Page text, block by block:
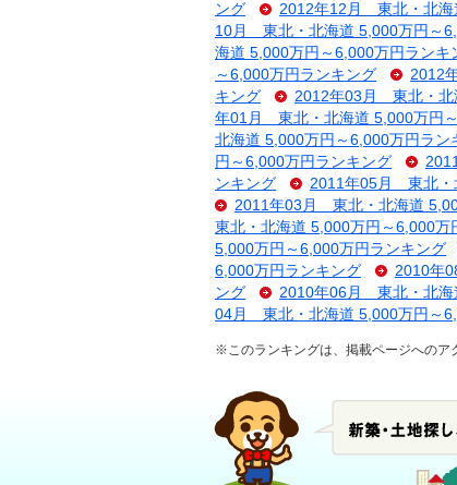
ング
2012年12月 東北・北海
10月 東北・北海道 5,000万円～
海道 5,000万円～6,000万円ランキ
～6,000万円ランキング
2012
キング
2012年03月 東北・北
年01月 東北・北海道 5,000万円
北海道 5,000万円～6,000万円ラン
円～6,000万円ランキング
ンキング
2011年05月 東北・
2011年03月 東北・北海道
東北・北海道 5,000万円～6,000万
5,000万円～6,000万円ランキング
6,000万円ランキング
2010年
ング
2010年06月 東北・北海
04月 東北・北海道 5,000万円～
※このランキングは、掲載ページへのア